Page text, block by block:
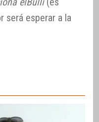
será esperar a la